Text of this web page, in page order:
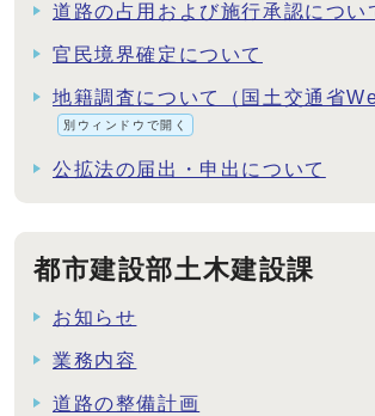
道路の占用および施行承認につい
官民境界確定について
地籍調査について（国土交通省
別ウィンドウで開く
公拡法の届出・申出について
都市建設部土木建設課
お知らせ
業務内容
道路の整備計画